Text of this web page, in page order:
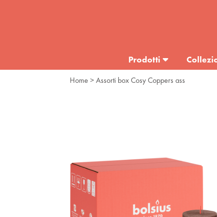
Prodotti
Home > Assorti box Cosy Coppers ass